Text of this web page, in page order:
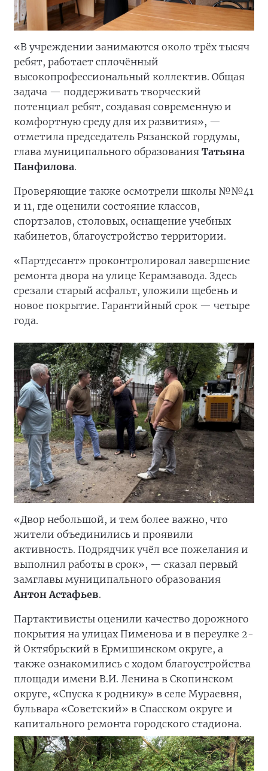
«В учреждении занимаются около трёх тысяч
ребят, работает сплочённый
высокопрофессиональный коллектив. Общая
задача — поддерживать творческий
потенциал ребят, создавая современную и
комфортную среду для их развития», —
отметила председатель Рязанской гордумы,
глава муниципального образования Татьяна
Панфилова.
Проверяющие также осмотрели школы №№41
и 11, где оценили состояние классов,
спортзалов, столовых, оснащение учебных
кабинетов, благоустройство территории.
«Партдесант» проконтролировал завершение
ремонта двора на улице Керамзавода. Здесь
срезали старый асфальт, уложили щебень и
новое покрытие. Гарантийный срок — четыре
года.
«Двор небольшой, и тем более важно, что
жители объединились и проявили
активность. Подрядчик учёл все пожелания и
выполнил работы в срок», — сказал первый
замглавы муниципального образования
Антон Астафьев.
Партактивисты оценили качество дорожного
покрытия на улицах Пименова и в переулке 2-
й Октябрьский в Ермишинском округе, а
также ознакомились с ходом благоустройства
площади имени В.И. Ленина в Скопинском
округе, «Спуска к роднику» в селе Мураевня,
бульвара «Советский» в Спасском округе и
капитального ремонта городского стадиона.